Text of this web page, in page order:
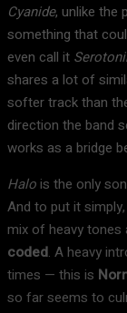
Cyanide, unlike the
something that
even call it
shares a lot of
softer track than
direction the band
works as a bridge
Halo is the only
And to put it
mix of heavy
coded. A heavy
times — this is
so far seems to